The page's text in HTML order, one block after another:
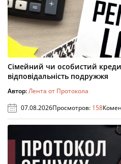
Сімейний чи особистий
відповідальність подружжя
Автор:Лента от Протокола
07.08.2026Просмотров: 158